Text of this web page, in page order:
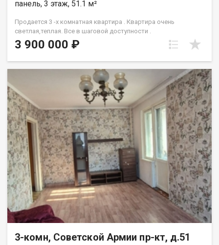
панель, 3 этаж, 51.1 м²
Продается 3 -х комнатная квартира . Квартира очень
светлая,теплая. Все в шаговой доступности .
3 900 000 ₽
3-комн, Советской Армии пр-кт, д.51